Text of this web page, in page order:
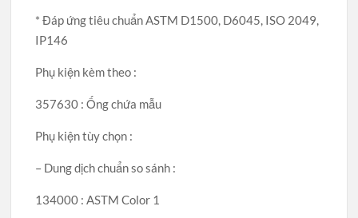
* Đáp ứng tiêu chuẩn ASTM D1500, D6045, ISO 2049,
IP146
Phụ kiện kèm theo :
357630 : Ống chứa mẫu
Phụ kiện tùy chọn :
– Dung dịch chuẩn so sánh :
134000 : ASTM Color 1